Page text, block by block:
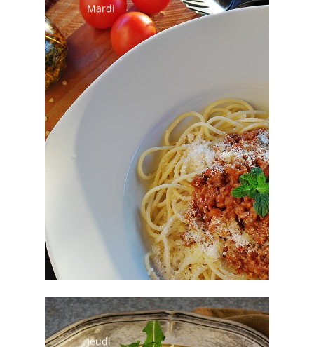
Mardi
Salade de tomates
Spaghetti à la bolognaise
Crème dessert
Jeudi